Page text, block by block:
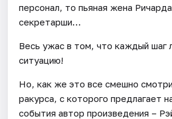
персонал, то пьяная жена
секретарши…
Весь ужас в том, что каждый шаг
ситуацию!
Но, как же это все смешно
ракурса, с которого предлагает
события автор произведения –